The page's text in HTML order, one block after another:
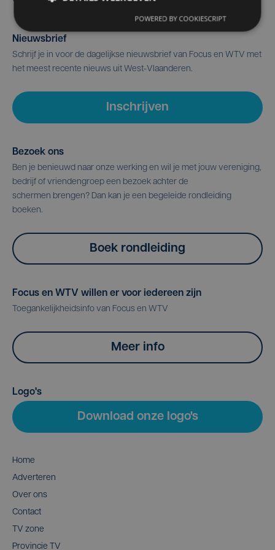
Nieuwsbrief
Schrijf je in voor de dagelijkse nieuwsbrief van Focus en WTV met
het meest recente nieuws uit West-Vlaanderen.
Inschrijven
Bezoek ons
Ben je benieuwd naar onze werking en wil je met jouw vereniging,
bedrijf of vriendengroep een bezoek achter de
schermen brengen? Dan kan je een begeleide rondleiding
boeken.
Boek rondleiding
Focus en WTV willen er voor iedereen zijn
Toegankelijkheidsinfo van Focus en WTV
Meer info
Logo's
Download onze logo's
Home
Adverteren
Over ons
Contact
TV zone
Provincie TV
POWERED BY COOKIESCRIPT